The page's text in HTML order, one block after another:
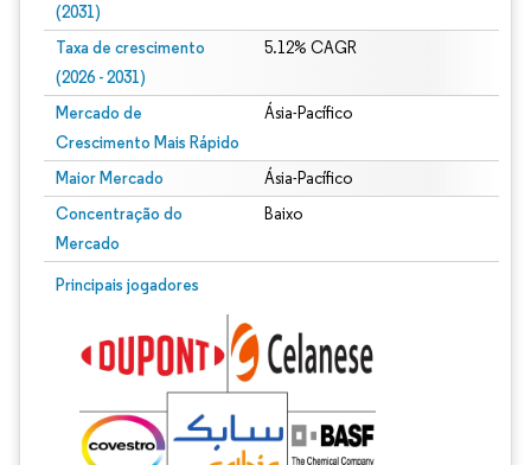
(2031)
Taxa de crescimento
(2026 - 2031)
5.12% CAGR
Mercado de
Crescimento Mais Rápido
Ásia-Pacífico
Maior Mercado Ásia-Pacífico
Concentração do
Mercado
Baixo
Principais jogadores
Imagem © Mordor Intelligence. O reuso requer atribuição conforme CC BY 4.0.